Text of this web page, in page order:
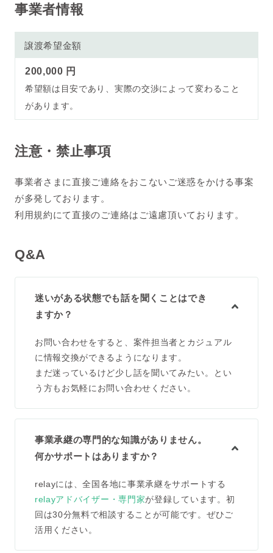
事業者情報
譲渡希望金額
200,000 円
希望額は目安であり、実際の交渉によって変わること
があります。
注意・禁止事項
事業者さまに直接ご連絡をおこないご迷惑をかける事案
が多発しております。
利用規約にて直接のご連絡はご遠慮頂いております。
Q&A
迷いがある状態でも話を聞くことはでき
ますか？
お問い合わせをすると、案件担当者とカジュアル
に情報交換ができるようになります。
まだ迷っているけど少し話を聞いてみたい。とい
う方もお気軽にお問い合わせください。
事業承継の専門的な知識がありません。
何かサポートはありますか？
relayには、全国各地に事業承継をサポートする
relayアドバイザー・専門家が登録しています。初
回は30分無料で相談することが可能です。ぜひご
活用ください。